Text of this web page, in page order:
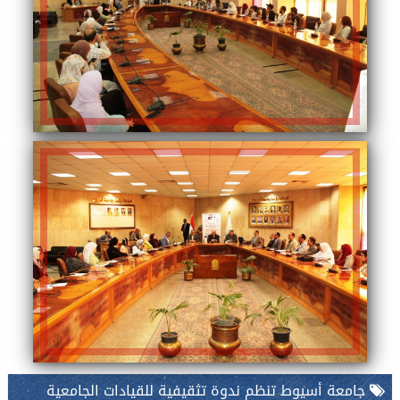
جامعة أسيوط تنظم ندوة تثقيفية للقيادات الجامعية